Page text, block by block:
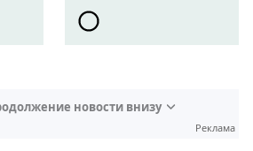
новости внизу
Реклама